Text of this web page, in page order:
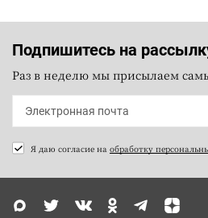
Подпишитесь на
Раз в неделю мы присылаем
Я даю согласие на обработку